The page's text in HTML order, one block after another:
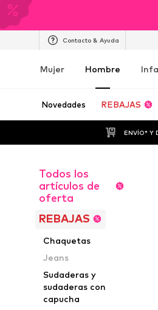
Contacto & Ayuda
Mujer Hombre
Novedades REBAJAS
ENVÍO* Y
Todos los
artículos de
oferta
REBAJAS
Chaquetas
Jeans
Sudaderas y
sudaderas con
capucha